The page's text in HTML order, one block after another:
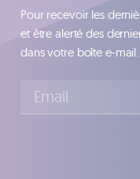
Pour recevoir les
et être alerté des
dans votre boîte e-mail.